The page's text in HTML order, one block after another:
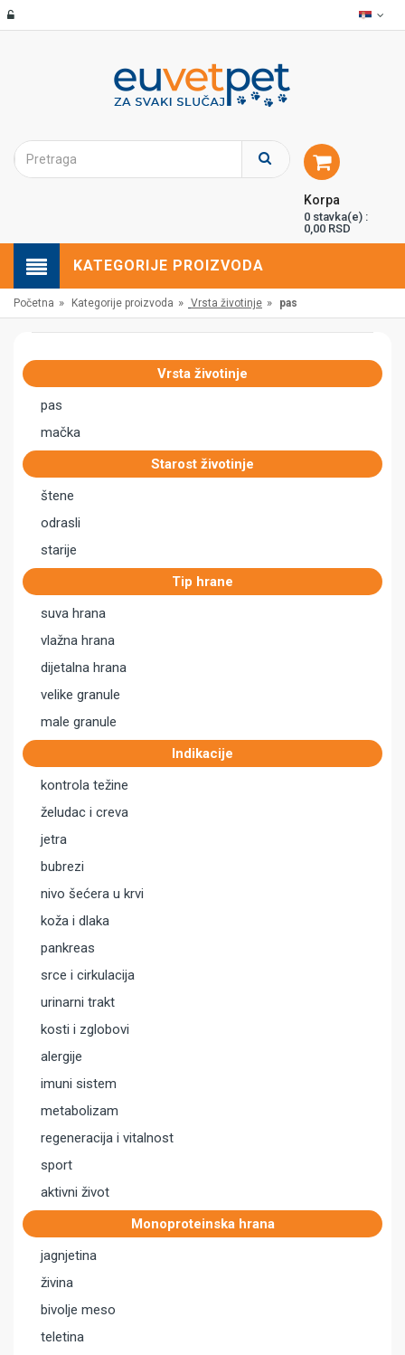
Korpa
0 stavka(e) :
0,00 RSD
KATEGORIJE PROIZVODA
Početna » Kategorije proizvoda » Vrsta životinje » pas
Vrsta životinje
pas
mačka
Starost životinje
štene
odrasli
starije
Tip hrane
suva hrana
vlažna hrana
dijetalna hrana
velike granule
male granule
Indikacije
kontrola težine
želudac i creva
jetra
bubrezi
nivo šećera u krvi
koža i dlaka
pankreas
srce i cirkulacija
urinarni trakt
kosti i zglobovi
alergije
imuni sistem
metabolizam
regeneracija i vitalnost
sport
aktivni život
Monoproteinska hrana
jagnjetina
živina
bivolje meso
teletina